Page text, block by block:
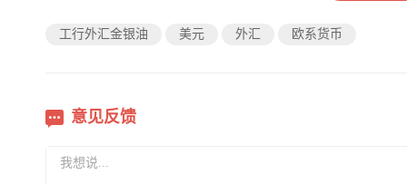
工行外汇金银油 美元 外汇 欧系货币
意见反馈